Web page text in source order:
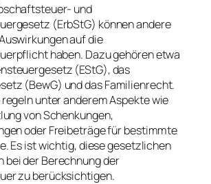
und
(ErbStG) können andere
auf die
haben. Dazu gehören etwa
(EStG), das
(BewG) und das Familienrecht.
unter anderem Aspekte wie
von Schenkungen,
oder Freibeträge für bestimmte
Es ist wichtig, diese gesetzlichen
bei der Berechnung der
zu berücksichtigen.